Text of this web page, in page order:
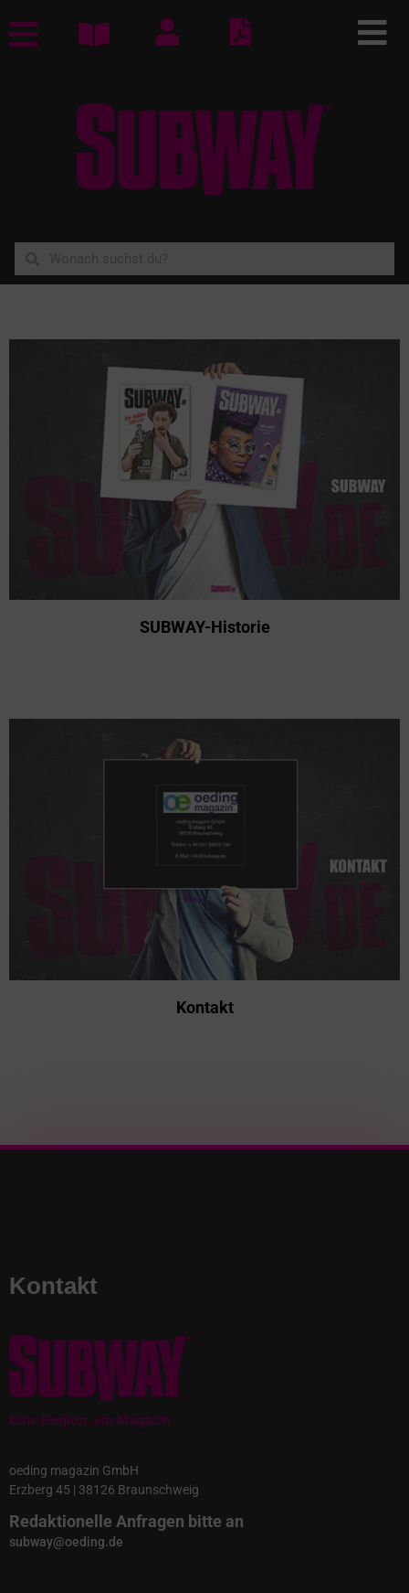
SUBWAY-Historie
Kontakt
Kontakt
Eine Region, ein Magazin
oeding magazin GmbH
Erzberg 45 | 38126 Braunschweig
Redaktionelle Anfragen bitte an
subway@oeding.de